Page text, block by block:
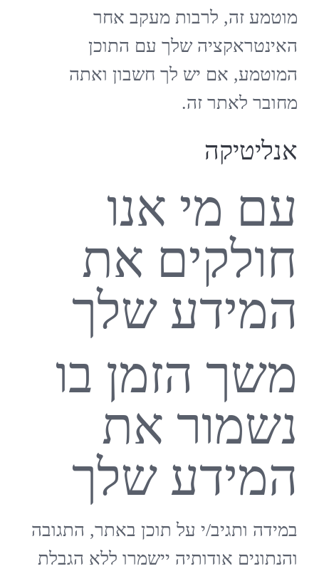
מוטמע זה, לרבות מעקב אחר
האינטראקציה שלך עם התוכן
המוטמע, אם יש לך חשבון ואתה
מחובר לאתר זה.
אנליטיקה
עם מי אנו
חולקים את
המידע שלך
משך הזמן בו
נשמור את
המידע שלך
במידה ותגיב/י על תוכן באתר, התגובה
והנתונים אודותיה יישמרו ללא הגבלת